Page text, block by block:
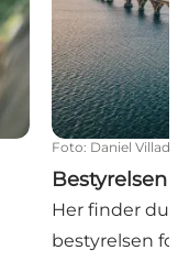
Foto: Daniel
Bestyrelsen
Her finder du
bestyrelsen